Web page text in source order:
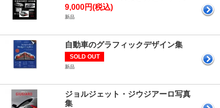
9,000円(税込)
新品
自動車のグラフィックデザイン集
SOLD OUT
新品
ジョルジェット・ジウジアーロ写真
集